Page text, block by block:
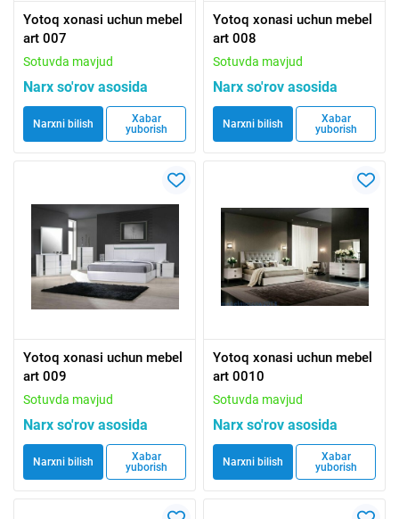
Yotoq xonasi uchun mebel
art 007
Sotuvda mavjud
Narx so'rov asosida
Narxni bilish
Xabar
yuborish
Yotoq xonasi uchun mebel
art 008
Sotuvda mavjud
Narx so'rov asosida
Narxni bilish
Xabar
yuborish
Yotoq xonasi uchun mebel
art 009
Sotuvda mavjud
Narx so'rov asosida
Narxni bilish
Xabar
yuborish
Yotoq xonasi uchun mebel
art 0010
Sotuvda mavjud
Narx so'rov asosida
Narxni bilish
Xabar
yuborish